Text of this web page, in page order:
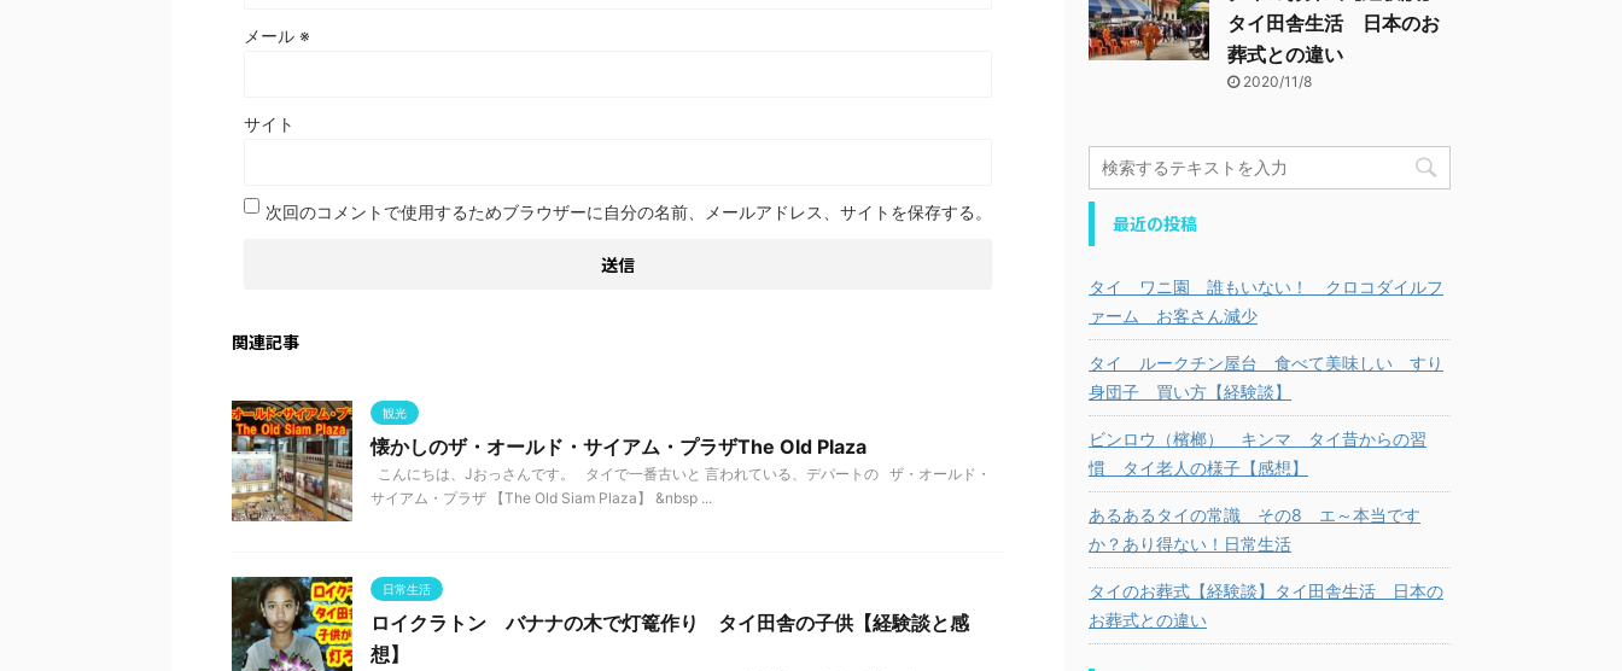
メール ※
サイト
次回のコメントで使用するためブラウザーに自分の名前、メールアドレス、サイトを保存する。
関連記事
観光
懐かしのザ・オールド・サイアム・プラザThe Old Plaza
こんにちは、Jおっさんです。 タイで一番古いと 言われている、デパートの ザ・オールド・
サイアム・プラザ 【The Old Siam Plaza】 &nbsp ...
日常生活
ロイクラトン バナナの木で灯篭作り タイ田舎の子供【経験談と感
想】
タイ田舎生活 日本のお
葬式との違い
2020/11/8
最近の投稿
タイ ワニ園 誰もいない！ クロコダイルフ
ァーム お客さん減少
タイ ルークチン屋台 食べて美味しい すり
身団子 買い方【経験談】
ビンロウ（檳榔） キンマ タイ昔からの習
慣 タイ老人の様子【感想】
あるあるタイの常識 その8 エ～本当です
か？あり得ない！日常生活
タイのお葬式【経験談】タイ田舎生活 日本の
お葬式との違い